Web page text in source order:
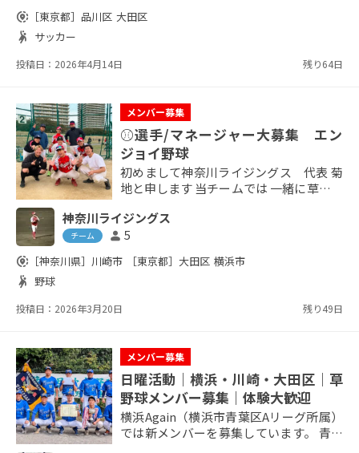
share_location ［東京都］ 品川区 大田区
sports_handball サッカー
投稿日：2026年4月14日 残り64日
メンバー募集
⚾️選手/マネージャー大募集 エン
ジョイ野球
初めまして神奈川ライジングス 代表 菊
地と申します 当チームでは 一緒に草野球
年齢、スポーツ歴などを ご記載の上お気
軽にご応募ください！ ●チーム詳細 チー
ム名 神奈川ライジングス 人 数 22
名 (試合参加は10名前後) レベル 1.0
日 1~2試合 主な活動地域 多摩川(...
神奈川ライジングス
チーム person 5
share_location ［神奈川県］ 川崎市 ［東京都］ 大田区 横浜市
sports_handball 野球
投稿日：2026年3月20日 残り49日
メンバー募集
日曜活動｜横浜・川崎・大田区｜草
野球メンバー募集｜体験大歓迎
横浜Again（横浜市青葉区Aリーグ所属）
では新メンバーを募集しています。 青葉